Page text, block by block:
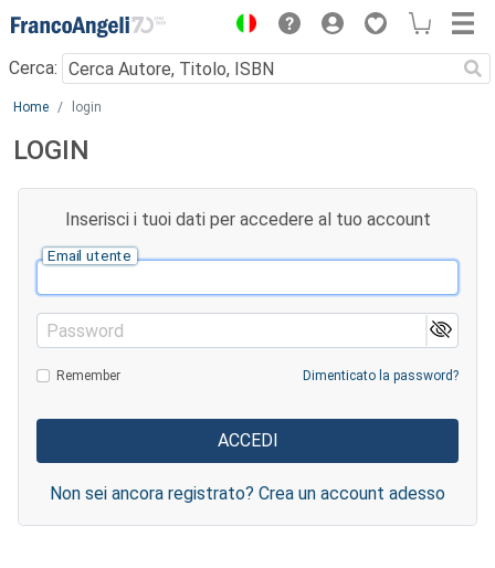
Menu
Cerca:
Main content
Home login
LOGIN
Inserisci i tuoi dati per accedere al tuo account
Email utente
Password
Remember Dimenticato la password?
Non sei ancora registrato? Crea un account adesso